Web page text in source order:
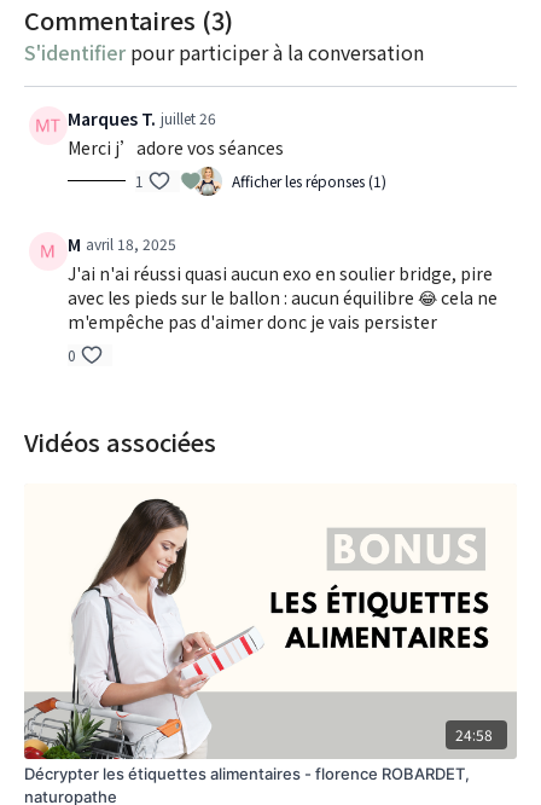
Commentaires (3)
S'identifier pour participer à la conversation
Marques T. juillet 26
Merci j’adore vos séances
1 Afficher les réponses (1)
M avril 18, 2025
J'ai n'ai réussi quasi aucun exo en soulier bridge, pire
avec les pieds sur le ballon : aucun équilibre 😂 cela ne
m'empêche pas d'aimer donc je vais persister
0
Vidéos associées
24:58
Décrypter les étiquettes alimentaires - florence ROBARDET,
naturopathe